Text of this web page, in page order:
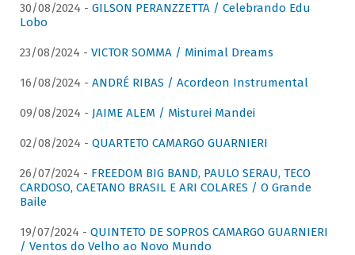
30/08/2024 - GILSON PERANZZETTA / Celebrando Edu
Lobo
23/08/2024 - VICTOR SOMMA / Minimal Dreams
16/08/2024 - ANDRÉ RIBAS / Acordeon Instrumental
09/08/2024 - JAIME ALEM / Misturei Mandei
02/08/2024 - QUARTETO CAMARGO GUARNIERI
26/07/2024 - FREEDOM BIG BAND, PAULO SERAU, TECO
CARDOSO, CAETANO BRASIL E ARI COLARES / O Grande
Baile
19/07/2024 - QUINTETO DE SOPROS CAMARGO GUARNIERI
/ Ventos do Velho ao Novo Mundo